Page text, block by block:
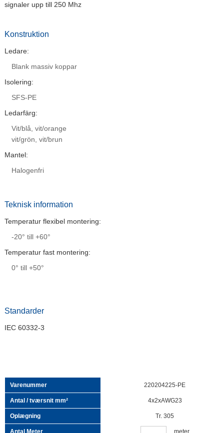
signaler upp till 250 Mhz
Konstruktion
Ledare:
Blank massiv koppar
Isolering:
SFS-PE
Ledarfärg:
Vit/blå, vit/orange
vit/grön, vit/brun
Mantel:
Halogenfri
Teknisk information
Temperatur flexibel montering:
-20° till +60°
Temperatur fast montering:
0° till +50°
Standarder
IEC 60332-3
220204225-PE
4x2xAWG23
Tr. 305
meter